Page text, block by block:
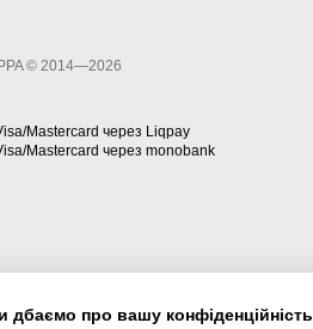
© 2014—2026
дбаємо про вашу конфіденційність